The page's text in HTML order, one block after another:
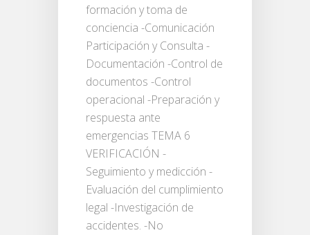
formación y toma de
conciencia -Comunicación
Participación y Consulta -
Documentación -Control de
documentos -Control
operacional -Preparación y
respuesta ante
emergencias TEMA 6
VERIFICACIÓN -
Seguimiento y medicción -
Evaluación del cumplimiento
legal -Investigación de
accidentes. -No